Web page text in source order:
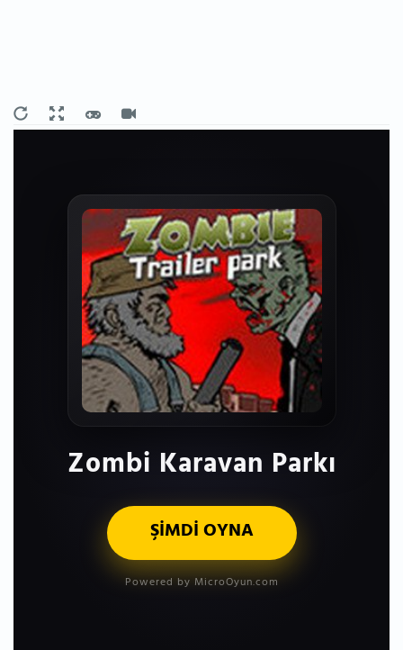
Zombi Karavan Parkı
ŞİMDİ OYNA
Powered by MicroOyun.com